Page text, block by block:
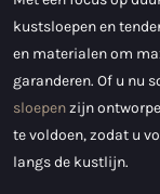
kustsloepen en
en materialen om
garanderen. Of u nu
sloepenzijn
te voldoen, zodat u
langs de kustlijn.